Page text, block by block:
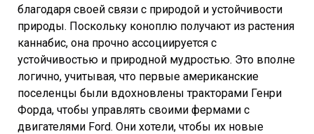
благодаря своей связи с природой и устойчивости
природы. Поскольку коноплю получают из растения
каннабис, она прочно ассоциируется с
устойчивостью и природной мудростью. Это вполне
логично, учитывая, что первые американские
поселенцы были вдохновлены тракторами Генри
Форда, чтобы управлять своими фермами с
двигателями Ford. Они хотели, чтобы их новые